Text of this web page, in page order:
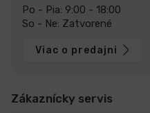
Po - Pia: 9:00 - 18:00
So - Ne: Zatvorené
Viac o predajni
Zákaznícky servis